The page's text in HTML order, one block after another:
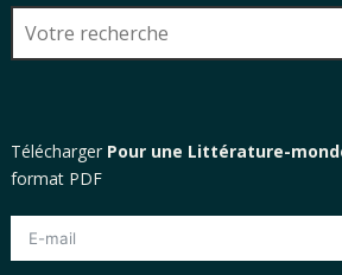
Télécharger Pour une Littérature-
format PDF